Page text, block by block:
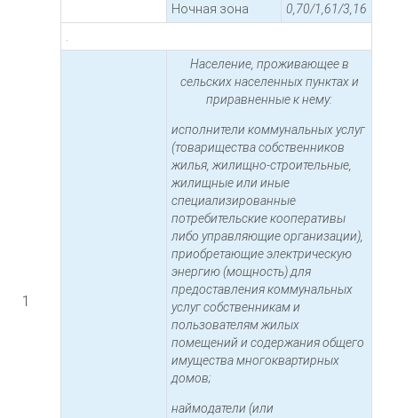
1
Ночная зона
0,70/1,61/3,16
.
Население, проживающее в
сельских населенных пунктах и
приравненные к нему:
исполнители коммунальных услуг
(товарищества собственников
жилья, жилищно-строительные,
жилищные или иные
специализированные
потребительские кооперативы
либо управляющие организации),
приобретающие электрическую
энергию (мощность) для
предоставления коммунальных
услуг собственникам и
пользователям жилых
помещений и содержания общего
имущества многоквартирных
домов;
наймодатели (или